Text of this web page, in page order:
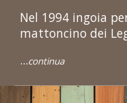
Nel 1994 ingoia
mattoncino dei
...continua